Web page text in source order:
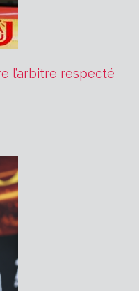
l’arbitre respecté